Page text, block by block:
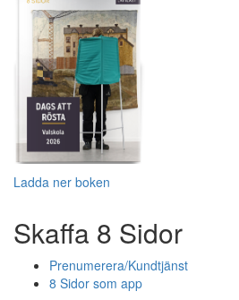
Ladda ner boken
Skaffa 8 Sidor
Prenumerera/Kundtjänst
8 Sidor som app